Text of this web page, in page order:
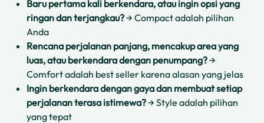
Baru pertama kali berkendara, atau ingin opsi yang
ringan dan terjangkau?→ Compact adalah pilihan
Anda
Rencana perjalanan panjang, mencakup area yang
luas, atau berkendara dengan penumpang?→
Comfort adalah best seller karena alasan yang jelas
Ingin berkendara dengan gaya dan membuat setiap
perjalanan terasa istimewa?→ Style adalah pilihan
yang tepat